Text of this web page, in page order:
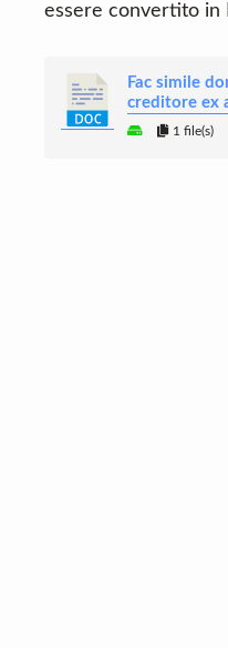
essere convertito in
Fac simile
creditore ex
1 file(s)